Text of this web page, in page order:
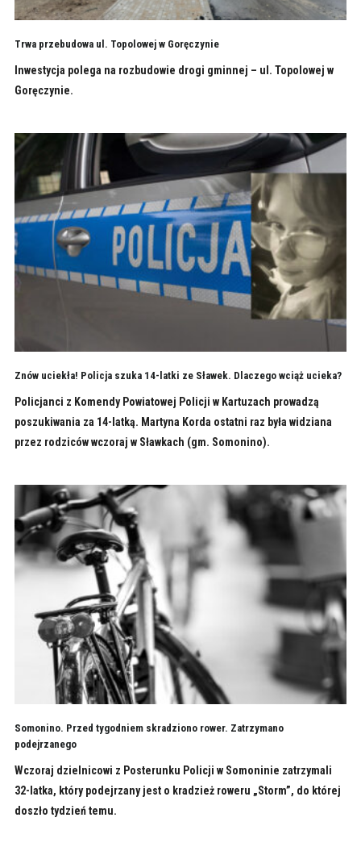
Trwa przebudowa ul. Topolowej w Goręczynie
Inwestycja polega na rozbudowie drogi gminnej – ul. Topolowej w
Goręczynie.
Znów uciekła! Policja szuka 14-latki ze Sławek. Dlaczego wciąż ucieka?
Policjanci z Komendy Powiatowej Policji w Kartuzach prowadzą
poszukiwania za 14-latką. Martyna Korda ostatni raz była widziana
przez rodziców wczoraj w Sławkach (gm. Somonino).
Somonino. Przed tygodniem skradziono rower. Zatrzymano
podejrzanego
Wczoraj dzielnicowi z Posterunku Policji w Somoninie zatrzymali
32-latka, który podejrzany jest o kradzież roweru „Storm”, do której
doszło tydzień temu.